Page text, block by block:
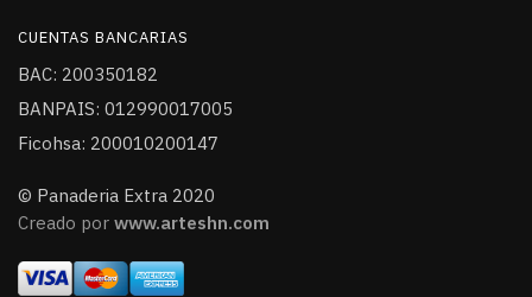
CUENTAS BANCARIAS
BAC: 200350182
BANPAIS: 012990017005
Ficohsa: 200010200147
© Panaderia Extra 2020
Creado por www.arteshn.com